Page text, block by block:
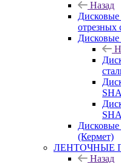
Назад
отрезных
(Кермет)
ЛЕНТОЧНЫЕ
Назад